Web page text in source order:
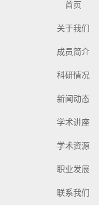
首页
关于我们
成员简介
科研情况
新闻动态
学术讲座
学术资源
职业发展
联系我们